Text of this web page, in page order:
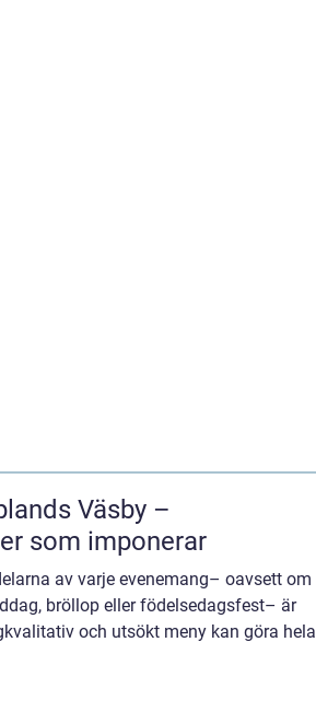
Väsby –
som imponerar
av varje evenemang– oavsett om
bröllop eller födelsedagsfest– är
och utsökt meny kan göra hela